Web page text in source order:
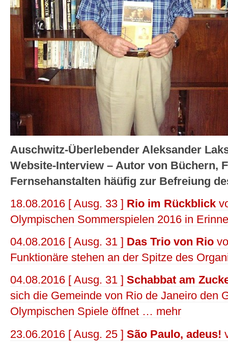
Auschwitz-Überlebender Aleksander
Website-Interview – Autor von Büchern,
Fernsehanstalten häüfig zur Befreiung
18.08.2016 [ Ausg. 33 ] Rio im Rückblick
Olympischen Sommerspielen 2016 in
04.08.2016 [ Ausg. 31 ] Das Trio von Rio
Funktionäre stehen an der Spitze des
04.08.2016 [ Ausg. 31 ] Schabbat am
sich die Gemeinde von Rio de Janeiro den
Olympischen Spiele öffnet … mehr
23.06.2016 [ Ausg. 25 ] São Paulo, adeus!